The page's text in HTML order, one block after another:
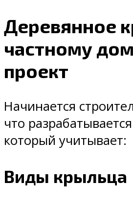
Деревянное
частному
проект
Начинается
что
который учитывает:
Виды крыльца